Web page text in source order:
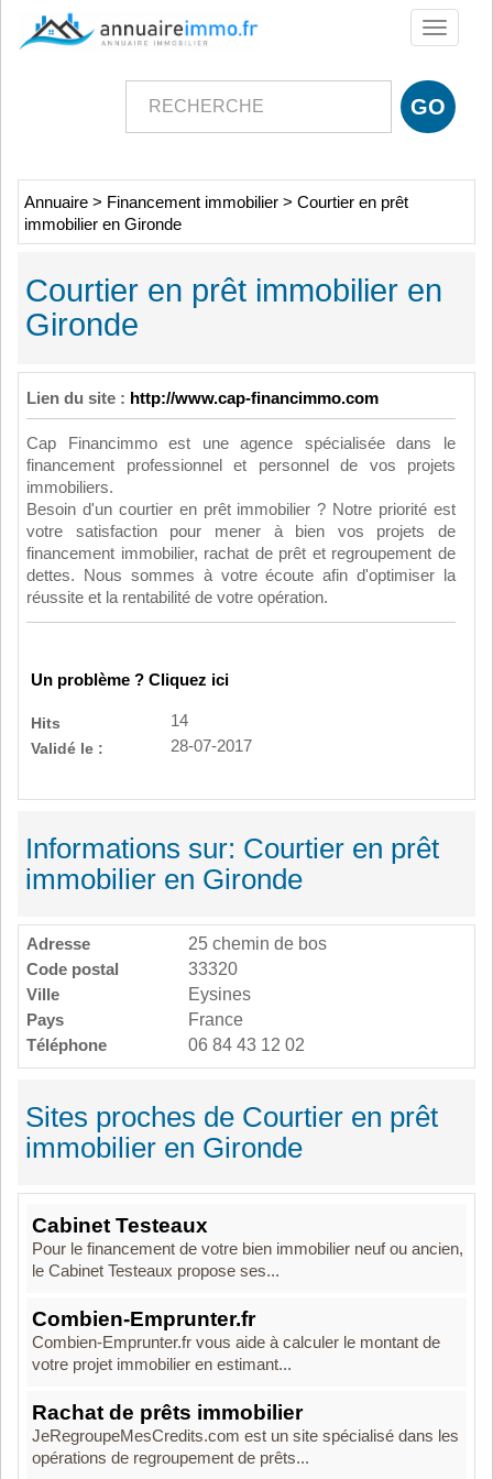
Toggle
Annuaire > Financement immobilier > Courtier en prêt
immobilier en Gironde
Courtier en prêt immobilier en
Gironde
Lien du site : http://www.cap-financimmo.com
Cap Financimmo est une agence spécialisée dans le
financement professionnel et personnel de vos projets
immobiliers.
Besoin d'un courtier en prêt immobilier ? Notre priorité est
votre satisfaction pour mener à bien vos projets de
financement immobilier, rachat de prêt et regroupement de
dettes. Nous sommes à votre écoute afin d'optimiser la
réussite et la rentabilité de votre opération.
Un problème ? Cliquez ici
Hits
14
Validé le :
28-07-2017
Informations sur: Courtier en prêt
immobilier en Gironde
Adresse
25 chemin de bos
Code postal
33320
Ville
Eysines
Pays
France
Téléphone
06 84 43 12 02
Sites proches de Courtier en prêt
immobilier en Gironde
Cabinet Testeaux
Pour le financement de votre bien immobilier neuf ou ancien,
le Cabinet Testeaux propose ses...
Combien-Emprunter.fr
Combien-Emprunter.fr vous aide à calculer le montant de
votre projet immobilier en estimant...
Rachat de prêts immobilier
JeRegroupeMesCredits.com est un site spécialisé dans les
opérations de regroupement de prêts...